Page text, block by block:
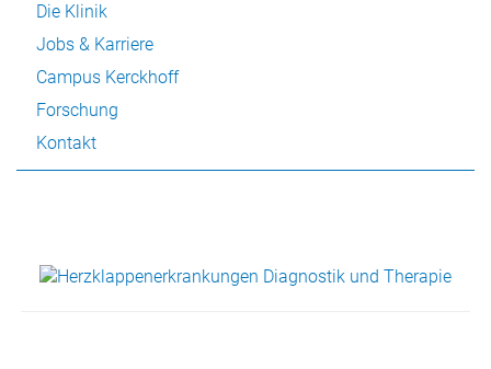
Die Klinik
Jobs & Karriere
Campus Kerckhoff
Forschung
Kontakt